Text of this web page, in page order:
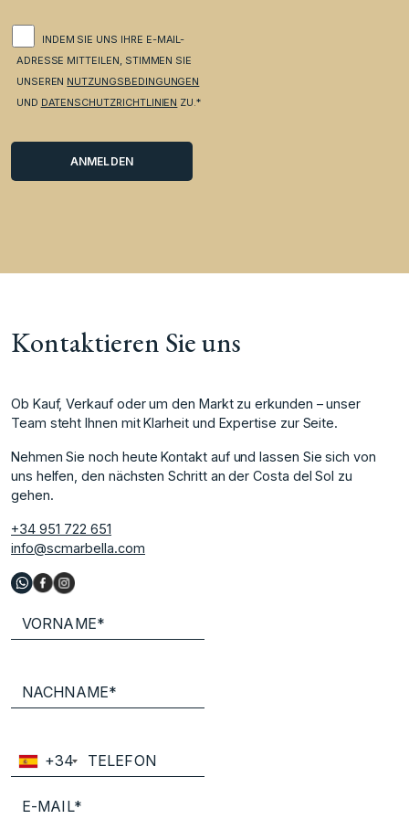
INDEM SIE UNS IHRE E-MAIL-
ADRESSE MITTEILEN, STIMMEN SIE
UNSEREN NUTZUNGSBEDINGUNGEN
UND DATENSCHUTZRICHTLINIEN ZU.*
Kontaktieren Sie uns
Ob Kauf, Verkauf oder um den Markt zu erkunden – unser
Team steht Ihnen mit Klarheit und Expertise zur Seite.
Nehmen Sie noch heute Kontakt auf und lassen Sie sich von
uns helfen, den nächsten Schritt an der Costa del Sol zu
gehen.
+34 951 722 651
info@scmarbella.com
+34